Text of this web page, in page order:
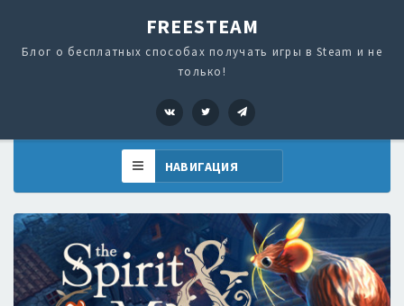
FREESTEAM
Блог о бесплатных способах получать игры в Steam и не
только!
VK Twitter